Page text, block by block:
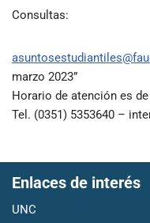
Consultas:
marzo 2023”
Horario de atención es
Tel. (0351) 5353640 –
Enlaces de interés
UNC